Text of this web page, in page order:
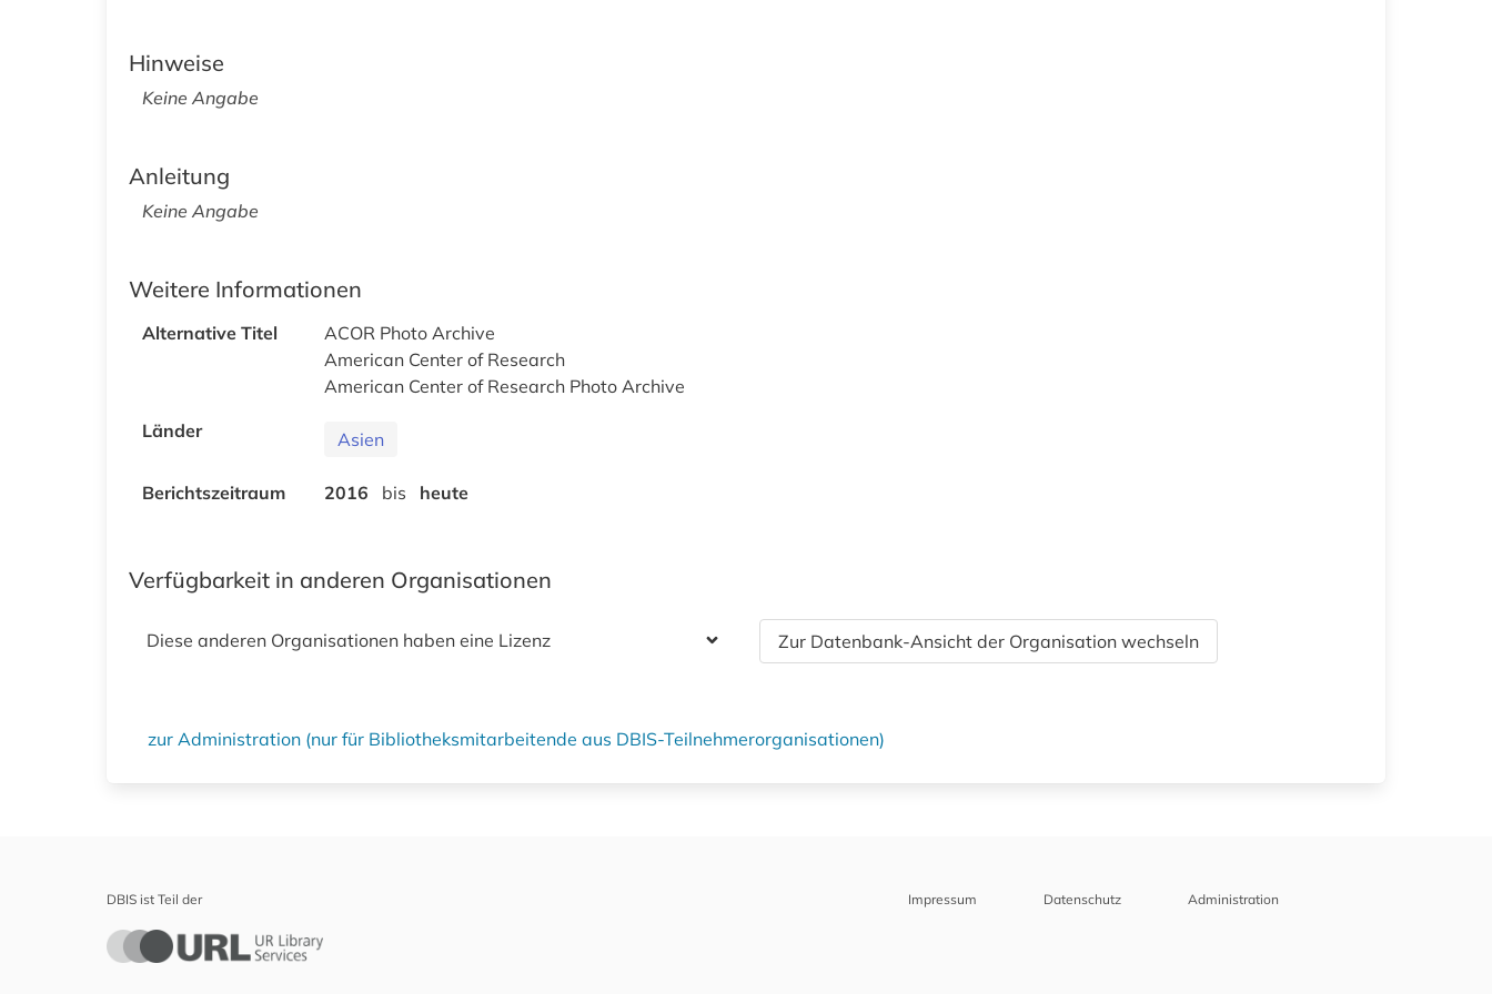
Hinweise
Keine Angabe
Anleitung
Keine Angabe
Weitere Informationen
Alternative Titel
ACOR Photo Archive
American Center of Research
American Center of Research Photo Archive
Länder
Asien
Berichtszeitraum 2016 bis heute
Verfügbarkeit in anderen Organisationen
Diese anderen Organisationen haben eine Lizenz Zur Datenbank-Ansicht der Organisation wechseln
zur Administration (nur für Bibliotheksmitarbeitende aus DBIS-Teilnehmerorganisationen)
DBIS ist Teil der Impressum Datenschutz Administration